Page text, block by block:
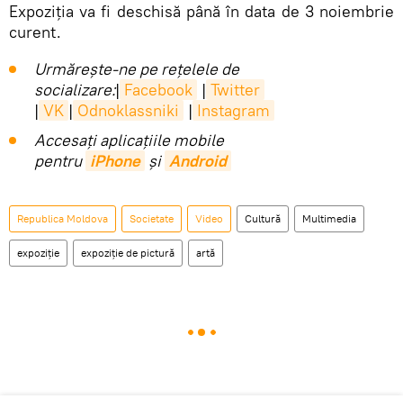
Expoziția va fi deschisă până în data de 3 noiembrie
curent.
Urmărește-ne pe rețelele de
socializare:| Facebook | Twitter
| VK | Odnoklassniki | Instagram
Accesaţi aplicaţiile mobile
pentru iPhone și Android
Republica Moldova Societate Video Cultură Multimedia
expoziție expoziție de pictură artă